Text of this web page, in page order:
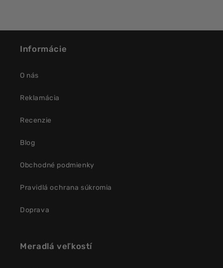
Informácie
O nás
Reklamácia
Recenzie
Blog
Obchodné podmienky
Pravidlá ochrana súkromia
Doprava
Meradlá veľkostí